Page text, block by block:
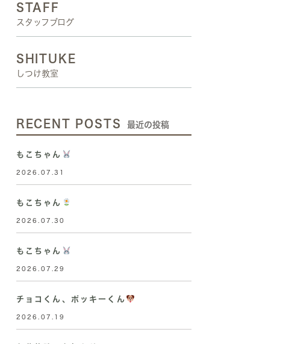
STAFF
スタッフブログ
SHITUKE
しつけ教室
RECENT POSTS 最近の投稿
もこちゃん
2026.07.31
もこちゃん
2026.07.30
もこちゃん
2026.07.29
チョコくん、ポッキーくん
2026.07.19